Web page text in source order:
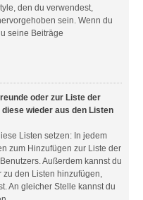
den du verwendest,
sein. Wenn du
seine Beiträge
oder zur Liste der
wieder aus den Listen
Listen setzen: In jedem
zum Hinzufügen zur Liste der
Außerdem kannst du
den Listen hinzufügen,
An gleicher Stelle kannst du